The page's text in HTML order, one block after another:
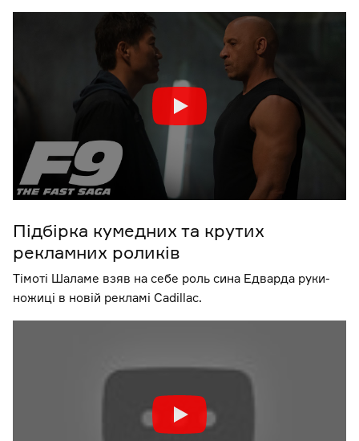
Підбірка кумедних та крутих
рекламних роликів
Тімоті Шаламе взяв на себе роль сина Едварда руки-
ножиці в новій рекламі Cadillac.